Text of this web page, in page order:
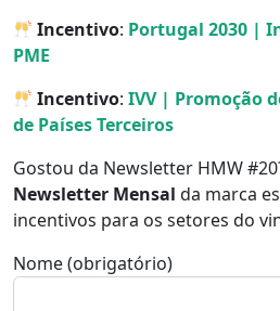
Incentivo: Portugal 2030 |
PME
Incentivo:IVV | Promoção
de Países Terceiros
Gostou da Newsletter HMW
Newsletter Mensal da marca
incentivos para os setores do
Nome (obrigatório)